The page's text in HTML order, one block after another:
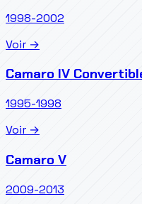
1998-2002
Voir →
Camaro IV
1995-1998
Voir →
Camaro V
2009-2013